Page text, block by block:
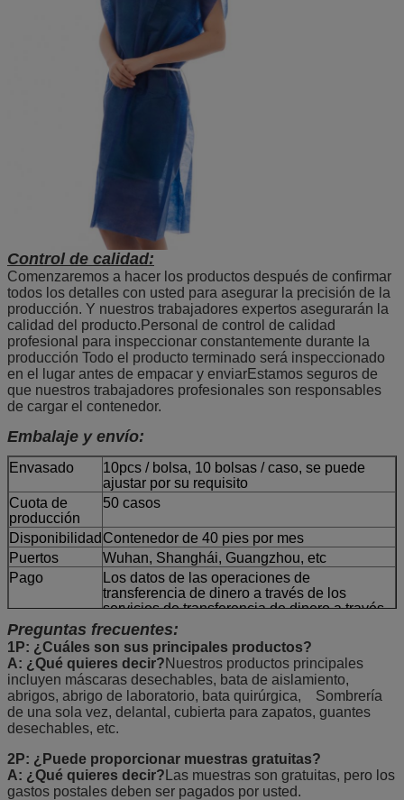
Control de calidad:
Comenzaremos a hacer los productos después de confirmar
todos los detalles con usted para asegurar la precisión de la
producción. Y nuestros trabajadores expertos asegurarán la
calidad del producto.Personal de control de calidad
profesional para inspeccionar constantemente durante la
producción Todo el producto terminado será inspeccionado
en el lugar antes de empacar y enviarEstamos seguros de
que nuestros trabajadores profesionales son responsables
de cargar el contenedor.
Embalaje y envío:
Envasado
10pcs / bolsa, 10 bolsas / caso, se puede
ajustar por su requisito
Cuota de
producción
50 casos
Disponibilidad Contenedor de 40 pies por mes
Puertos
Wuhan, Shanghái, Guangzhou, etc
Pago
Los datos de las operaciones de
transferencia de dinero a través de los
servicios de transferencia de dinero a través
de los servicios de transferencia de dinero a
través de los servicios de transferencia de
dinero.
Tiempo de
entrega
5-8 semanas, puede ser negociado
Preguntas frecuentes:
1P: ¿Cuáles son sus principales productos?
A: ¿Qué quieres decir?Nuestros productos principales
incluyen máscaras desechables, bata de aislamiento,
abrigos, abrigo de laboratorio, bata quirúrgica,
Sombrería
de una sola vez, delantal, cubierta para zapatos, guantes
desechables, etc.
2P: ¿Puede proporcionar muestras gratuitas?
A: ¿Qué quieres decir? Las muestras son gratuitas, pero los
gastos postales deben ser pagados por usted.